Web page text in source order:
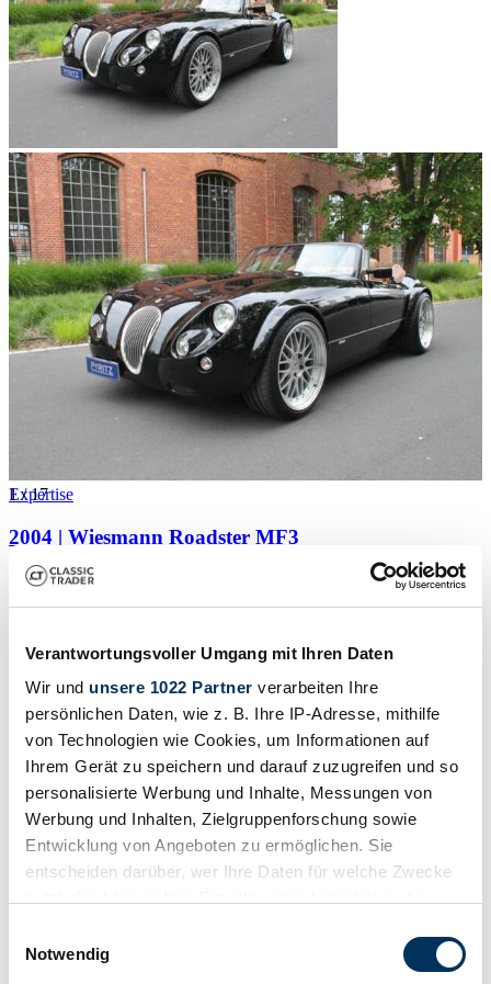
Verantwortungsvoller Umgang mit Ihren Daten
Wir und unsere 1022 Partner verarbeiten Ihre
persönlichen Daten, wie z. B. Ihre IP-Adresse, mithilfe
von Technologien wie Cookies, um Informationen auf
Ihrem Gerät zu speichern und darauf zuzugreifen und so
personalisierte Werbung und Inhalte, Messungen von
Werbung und Inhalten, Zielgruppenforschung sowie
Entwicklung von Angeboten zu ermöglichen. Sie
entscheiden darüber, wer Ihre Daten für welche Zwecke
Trigger Symbol ändern oder widerrufen
Notwendig
1/17
Expertise
2004 | Wiesmann Roadster MF3
3. Hand